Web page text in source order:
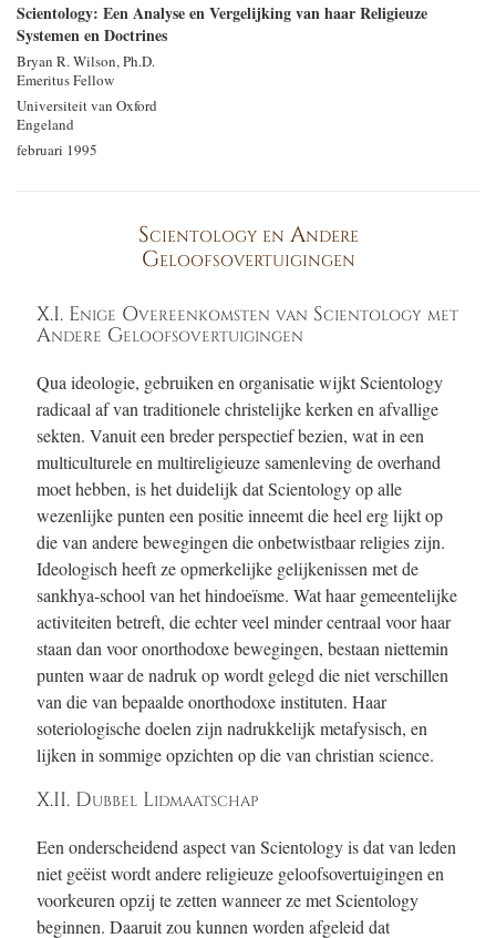
Scientology: Een Analyse en Vergelijking van haar Religieuze
Systemen en Doctrines
Bryan R. Wilson, Ph.D.
Emeritus Fellow
Universiteit van Oxford
Engeland
februari 1995
Scientology en Andere
Geloofsovertuigingen
X.I. Enige Overeenkomsten van Scientology met
Andere Geloofsovertuigingen
Qua ideologie, gebruiken en organisatie wijkt Scientology
radicaal af van traditionele christelijke kerken en afvallige
sekten. Vanuit een breder perspectief bezien, wat in een
multiculturele en multireligieuze samenleving de overhand
moet hebben, is het duidelijk dat Scientology op alle
wezenlijke punten een positie inneemt die heel erg lijkt op
die van andere bewegingen die onbetwistbaar religies zijn.
Ideologisch heeft ze opmerkelijke gelijkenissen met de
sankhya-school van het hindoeïsme. Wat haar gemeentelijke
activiteiten betreft, die echter veel minder centraal voor haar
staan dan voor onorthodoxe bewegingen, bestaan niettemin
punten waar de nadruk op wordt gelegd die niet verschillen
van die van bepaalde onorthodoxe instituten. Haar
soteriologische doelen zijn nadrukkelijk metafysisch, en
lijken in sommige opzichten op die van christian science.
X.II. Dubbel Lidmaatschap
Een onderscheidend aspect van Scientology is dat van leden
niet geëist wordt andere religieuze geloofsovertuigingen en
voorkeuren opzij te zetten wanneer ze met Scientology
beginnen. Daaruit zou kunnen worden afgeleid dat